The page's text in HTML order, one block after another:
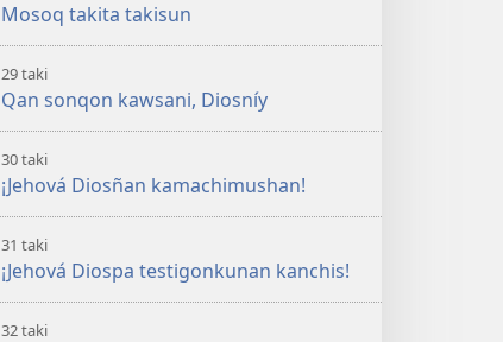
Mosoq takita takisun
29 taki
Qan sonqon kawsani, Diosníy
30 taki
¡Jehová Diosñan kamachimushan!
31 taki
¡Jehová Diospa testigonkunan kanchis!
32 taki